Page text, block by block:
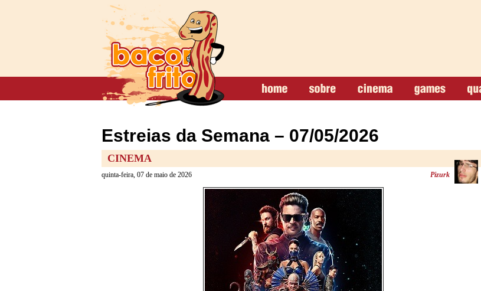
Estreias da Semana – 07/05/2026
CINEMA
quinta-feira, 07 de maio de 2026 Pizurk